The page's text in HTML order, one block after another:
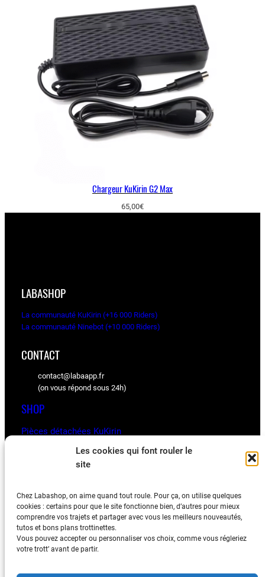
Les cookies qui font rouler le
site
Chez Labashop, on aime quand tout roule. Pour ça, on utilise quelques
cookies : certains pour que le site fonctionne bien, d’autres pour mieux
comprendre vos trajets et partager avec vous les meilleurs nouveautés,
tutos et bons plans trottinettes.
Vous pouvez accepter ou personnaliser vos choix, comme vous régleriez
votre trott’ avant de partir.
Chargeur KuKirin G2 Max
65,00€
LABASHOP
La communauté KuKirin (+16 000 Riders)
La communauté Ninebot (+10 000 Riders)
CONTACT
contact@labaapp.fr
(on vous répond sous 24h)
SHOP
Pièces détachées KuKirin
Pièces détachées Ninebot
Les astuces, vidéos et retours d’expériences de la
communauté